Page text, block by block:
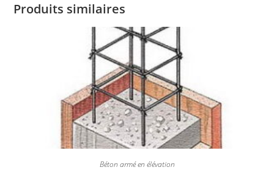
Produits similaires
Béton armé en élévation